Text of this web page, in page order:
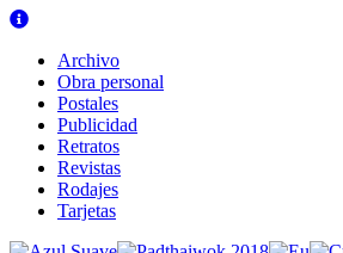
Archivo
Obra personal
Postales
Publicidad
Retratos
Revistas
Rodajes
Tarjetas